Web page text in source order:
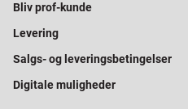
Bliv prof-kunde
Levering
Salgs- og leveringsbetingelser
Digitale muligheder